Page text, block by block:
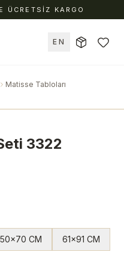
ÜCRETSİZ KARGO
EN
Matisse Tabloları
3322
50x70 CM 61x91 CM